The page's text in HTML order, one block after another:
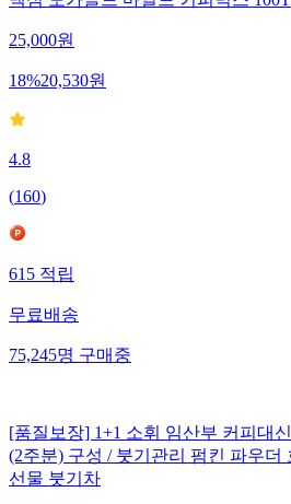
25,000원
18%20,530원
4.8
(160)
615 적립
무료배송
75,245명 구매중
[품질보장] 1+1 소휘 임산부 커피대
(2주분) 구성 / 붓기관리 펌킨 파우더
선물 붓기차